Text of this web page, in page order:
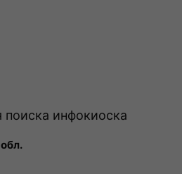
инфокиоска